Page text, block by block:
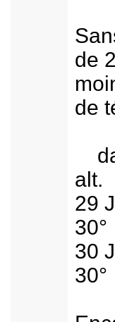
de
de